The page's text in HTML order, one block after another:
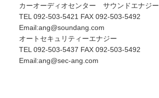
カーオーディオセンター サウンドエナジー
TEL 092-503-5421 FAX 092-503-5492
Email:ang@soundang.com
オートセキュリティーエナジー
TEL 092-503-5437 FAX 092-503-5492
Email:ang@sec-ang.com